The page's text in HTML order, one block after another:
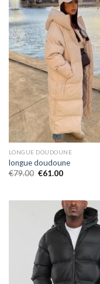
LONGUE DOUDOUNE
longue doudoune
€79.00 €61.00